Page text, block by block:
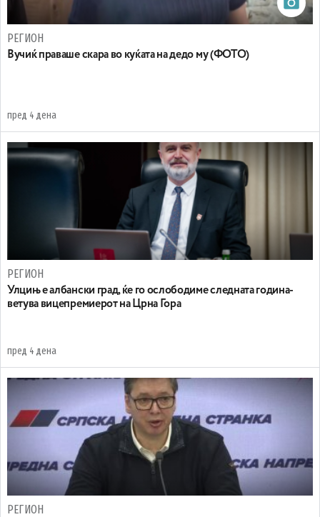
РЕГИОН
Вучиќ праваше скара во куќата на дедо му (ФОТО)
пред 4 дена
РЕГИОН
Улцињ е албански град, ќе го ослободиме следната година-
ветува вицепремиерот на Црна Гора
пред 4 дена
РЕГИОН